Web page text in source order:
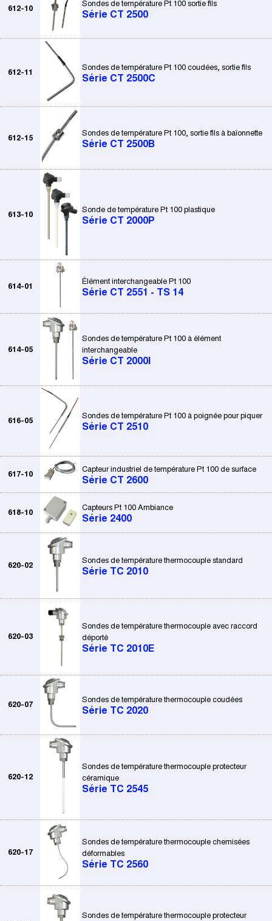
612-10
Sondes de température Pt 100 sortie fils
Série CT 2500
612-11
Sondes de température Pt 100 coudées, sortie fils
Série CT 2500C
612-15
Sondes de température Pt 100, sortie fils à baïonnette
Série CT 2500B
613-10
Sonde de température Pt 100 plastique
Série CT 2000P
614-01
Élément interchangeable Pt 100
Série CT 2551 - TS 14
614-05
Sondes de température Pt 100 à élément
interchangeable
Série CT 2000I
616-05
Sondes de température Pt 100 à poignée pour piquer
Série CT 2510
617-10
Capteur industriel de température Pt 100 de surface
Série CT 2600
618-10
Capteurs Pt 100 Ambiance
Série 2400
620-02
Sondes de température thermocouple standard
Série TC 2010
620-03
Sondes de température thermocouple avec raccord
déporté
Série TC 2010E
620-07
Sondes de température thermocouple coudées
Série TC 2020
620-12
Sondes de température thermocouple protecteur
céramique
Série TC 2545
620-17
Sondes de température thermocouple chemisées
déformables
Série TC 2560
Sondes de température thermocouple protecteur